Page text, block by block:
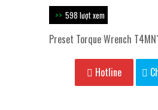
598 lượt xem
Preset Torque Wrench
Hotline